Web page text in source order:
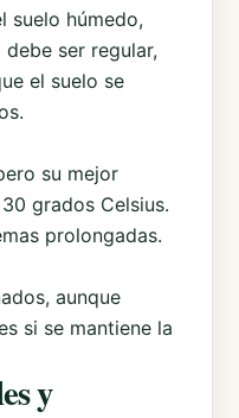
suelo húmedo,
ser regular,
el suelo se
su mejor
grados Celsius.
prolongadas.
aunque
si se mantiene la
y